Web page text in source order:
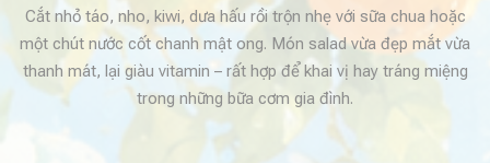
Cắt nhỏ táo, nho, kiwi, dưa hấu rồi trộn nhẹ với sữa chua hoặc
một chút nước cốt chanh mật ong. Món salad vừa đẹp mắt vừa
thanh mát, lại giàu vitamin – rất hợp để khai vị hay tráng miệng
trong những bữa cơm gia đình.